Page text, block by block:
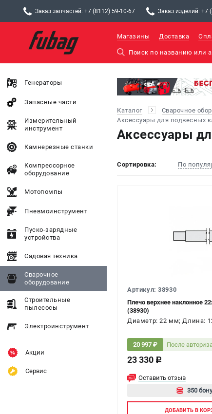
Заказ запчастей: +7 (8112) 59-10-67 Заказ изделий: +7
Магазины Доставка
Генераторы
Запасные части
Измерительный
инструмент
Камнерезные станки
Компрессорное
оборудование
Мотопомпы
Пневмоинструмент
Пуско-зарядные
устройства
Садовая техника
Сварочное
оборудование
Строительные
пылесосы
Электроинструмент
Акции
Сервис
Каталог Сварочное
Аксессуары для подвесных
Аксессуары
Сортировка: По
Артикул: 38930
Плечо верхнее наклонное
(38930)
Диаметр: 22 мм; Длина:
20 997 ₽ После
23 330 c
Оставить отзыв
350
ДОБАВИТЬВ